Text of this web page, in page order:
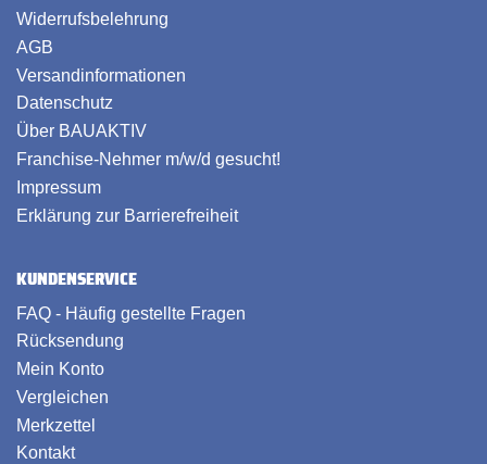
Widerrufsbelehrung
AGB
Versandinformationen
Datenschutz
Über BAUAKTIV
Franchise-Nehmer m/w/d gesucht!
Impressum
Erklärung zur Barrierefreiheit
KUNDENSERVICE
FAQ - Häufig gestellte Fragen
Rücksendung
Mein Konto
Vergleichen
Merkzettel
Kontakt